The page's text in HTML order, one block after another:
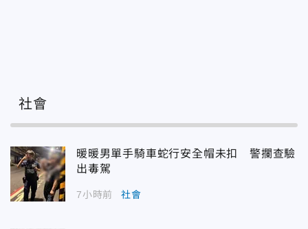
社會
暖暖男單手騎車蛇行安全帽未扣 警攔查驗
出毒駕
7小時前 社會